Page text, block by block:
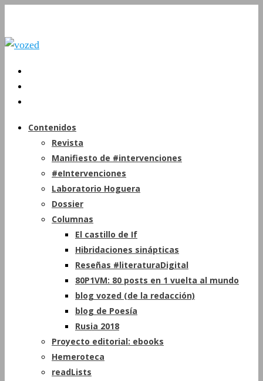
Contenidos
Revista
Manifiesto de #intervenciones
#eIntervenciones
Laboratorio Hoguera
Dossier
Columnas
El castillo de If
Hibridaciones sinápticas
Reseñas #literaturaDigital
80P1VM: 80 posts en 1 vuelta al mundo
blog vozed (de la redacción)
blog de Poesía
Rusia 2018
Proyecto editorial: ebooks
Hemeroteca
readLists